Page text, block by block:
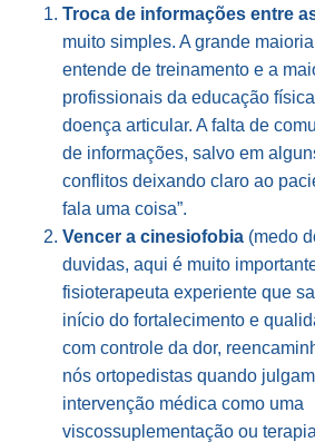
Troca de informações entre
muito simples. A grande
entende de treinamento e a
profissionais da educação
doença articular. A falta de
de informações, salvo em
conflitos deixando claro ao
fala uma coisa”.
Vencer a cinesiofobia (medo
duvidas, aqui é muito
fisioterapeuta experiente que
início do fortalecimento e
com controle da dor,
nós ortopedistas quando
intervenção médica como uma
viscossuplementação ou